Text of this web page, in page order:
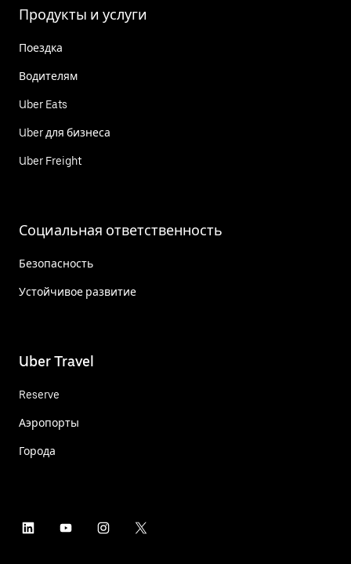
Продукты и услуги
Поездка
Водителям
Uber Eats
Uber для бизнеса
Uber Freight
Социальная ответственность
Безопасность
Устойчивое развитие
Uber Travel
Reserve
Аэропорты
Города